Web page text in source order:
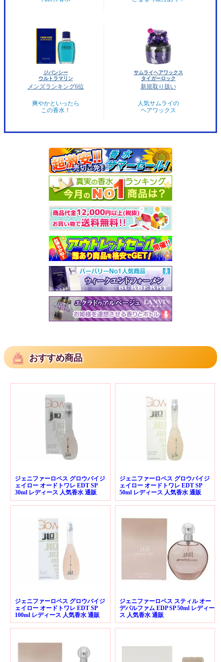
ジバンシー
ウルトラマリン
メンズランキング6位
爽やかといったら
この香水！
サムライヘアワックス
タイガーロック
新規取り扱い
人気サムライの
ヘアワックス
おすすめ商品
ジェニファーロペス グロウバイジ
ェイロー オードトワレ EDT SP
30ml レディース 人気香水 通販
ジェニファーロペス グロウバイジ
ェイロー オードトワレ EDT SP
50ml レディース 人気香水 通販
ジェニファーロペス グロウバイジ
ェイロー オードトワレ EDT SP
100ml レディース 人気香水 通販
ジェニファーロペス スティル オー
デパルファム EDP SP 50ml レディー
ス 人気香水 通販